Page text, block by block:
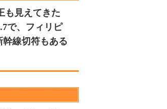
も見えてきた
で、フィリピ
幹線切符もある